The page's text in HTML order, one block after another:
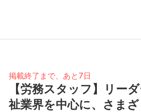
掲載終了まで、あと7日
【労務スタッフ】リー
祉業界を中心に、さま